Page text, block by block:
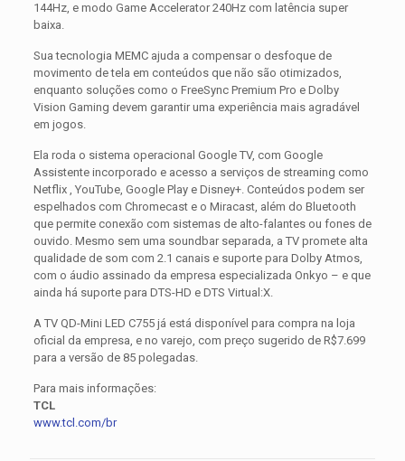
144Hz, e modo Game Accelerator 240Hz com latência super
baixa.
Sua tecnologia MEMC ajuda a compensar o desfoque de
movimento de tela em conteúdos que não são otimizados,
enquanto soluções como o FreeSync Premium Pro e Dolby
Vision Gaming devem garantir uma experiência mais agradável
em jogos.
Ela roda o sistema operacional Google TV, com Google
Assistente incorporado e acesso a serviços de streaming como
Netflix , YouTube, Google Play e Disney+. Conteúdos podem ser
espelhados com Chromecast e o Miracast, além do Bluetooth
que permite conexão com sistemas de alto-falantes ou fones de
ouvido. Mesmo sem uma soundbar separada, a TV promete alta
qualidade de som com 2.1 canais e suporte para Dolby Atmos,
com o áudio assinado da empresa especializada Onkyo – e que
ainda há suporte para DTS-HD e DTS Virtual:X.
A TV QD-Mini LED C755 já está disponível para compra na loja
oficial da empresa, e no varejo, com preço sugerido de R$7.699
para a versão de 85 polegadas.
Para mais informações:
TCL
www.tcl.com/br